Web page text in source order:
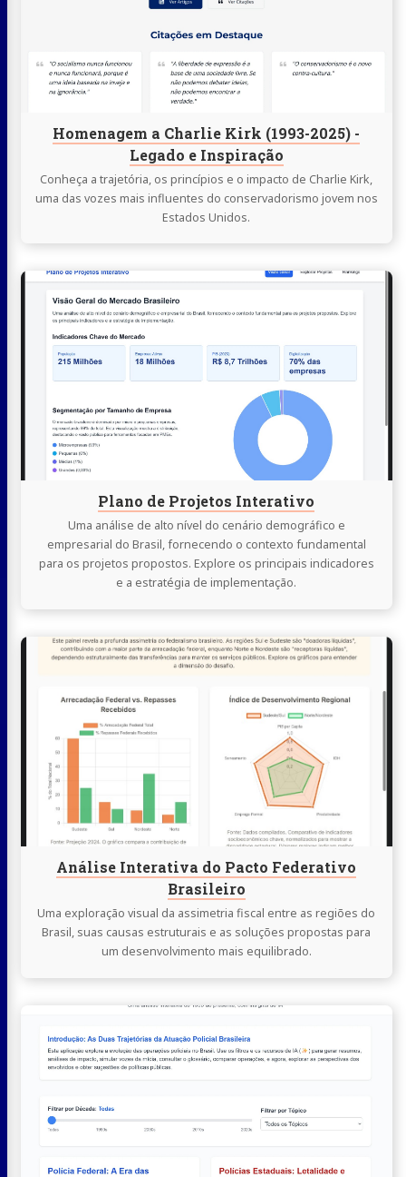
Homenagem a Charlie Kirk (1993-2025) -
Legado e Inspiração
Conheça a trajetória, os princípios e o impacto de Charlie Kirk,
uma das vozes mais influentes do conservadorismo jovem nos
Estados Unidos.
2025)
Legado
Inspiração
Plano de Projetos Interativo
Uma análise de alto nível do cenário demográfico e
empresarial do Brasil, fornecendo o contexto fundamental
para os projetos propostos. Explore os principais indicadores
e a estratégia de implementação.
Continue
lendo
Projetos
Análise Interativa do Pacto Federativo
Brasileiro
Uma exploração visual da assimetria fiscal entre as regiões do
Brasil, suas causas estruturais e as soluções propostas para
um desenvolvimento mais equilibrado.
Continue
Análise
Pacto
Federativo
Brasileiro
lendo
Operações
Brasil: